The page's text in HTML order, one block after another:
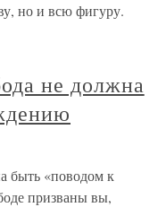
но и всю фигуру.
не должна
быть «поводом к
призваны вы,